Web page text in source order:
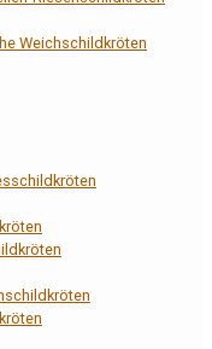
Weichschildkröten